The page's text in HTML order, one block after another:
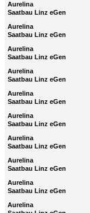
Aurelina
Saatbau Linz eGen
Aurelina
Saatbau Linz eGen
Aurelina
Saatbau Linz eGen
Aurelina
Saatbau Linz eGen
Aurelina
Saatbau Linz eGen
Aurelina
Saatbau Linz eGen
Aurelina
Saatbau Linz eGen
Aurelina
Saatbau Linz eGen
Aurelina
Saatbau Linz eGen
Aurelina